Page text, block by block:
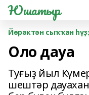
Юшатыр
Йөрәктән сыҡҡан
Оло дауа
Туғыҙ йыл
шештәр